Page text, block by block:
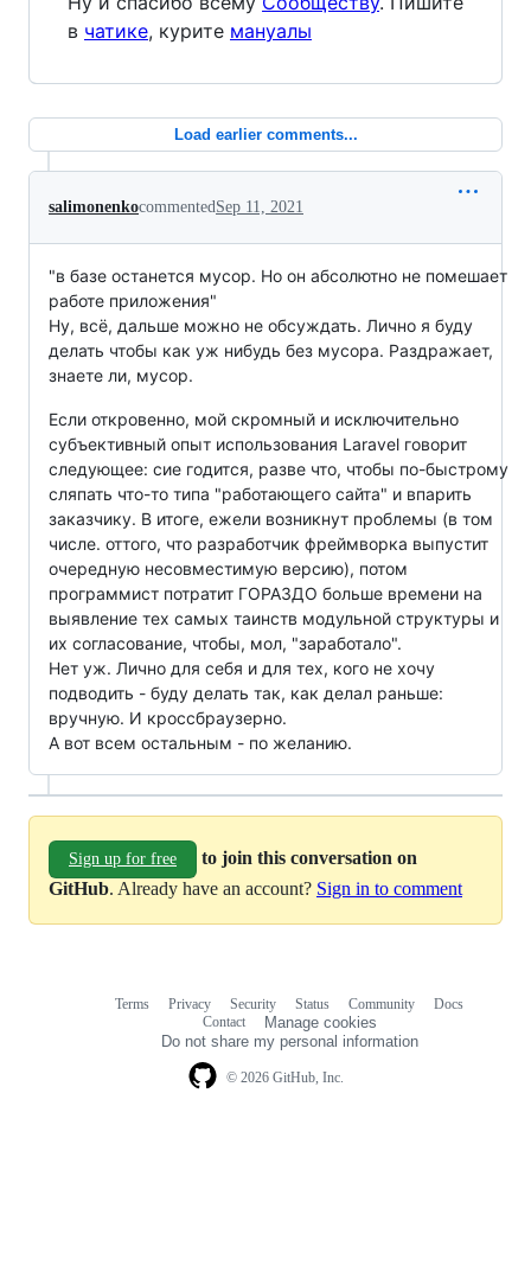
в чатике, курите мануалы
Load earlier comments...
salimonenkocommentedSep 11, 2021
"в базе останется мусор. Но он абсолютно не помешает
работе приложения"
Ну, всё, дальше можно не обсуждать. Лично я буду
делать чтобы как уж нибудь без мусора. Раздражает,
знаете ли, мусор.
Если откровенно, мой скромный и исключительно
субъективный опыт использования Laravel говорит
следующее: сие годится, разве что, чтобы по-быстрому
сляпать что-то типа "работающего сайта" и впарить
заказчику. В итоге, ежели возникнут проблемы (в том
числе. оттого, что разработчик фреймворка выпустит
очередную несовместимую версию), потом
программист потратит ГОРАЗДО больше времени на
выявление тех самых таинств модульной структуры и
их согласование, чтобы, мол, "заработало".
Нет уж. Лично для себя и для тех, кого не хочу
подводить - буду делать так, как делал раньше:
вручную. И кроссбраузерно.
А вот всем остальным - по желанию.
Sign up for free
to join this conversation on
GitHub. Already have an account? Sign in to comment
© 2026 GitHub, Inc.
Terms Privacy Security Status Community
Docs
Contact
Manage cookies
Do not share my personal information